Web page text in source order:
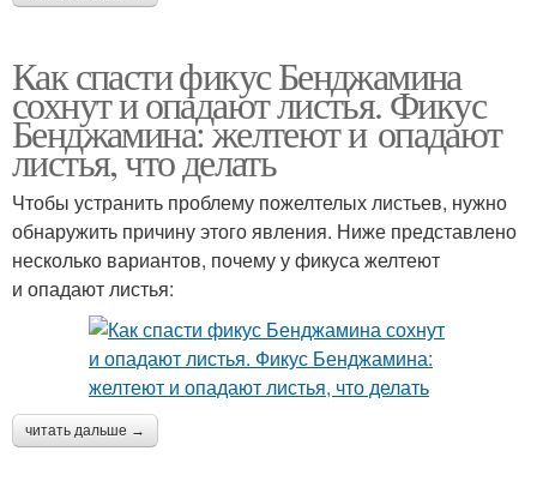
Как спасти фикус Бенджамина
сохнут и опадают листья. Фикус
Бенджамина: желтеют и опадают
листья, что делать
Чтобы устранить проблему пожелтелых листьев, нужно
обнаружить причину этого явления. Ниже представлено
несколько вариантов, почему у фикуса желтеют
и опадают листья:
читать дальше →